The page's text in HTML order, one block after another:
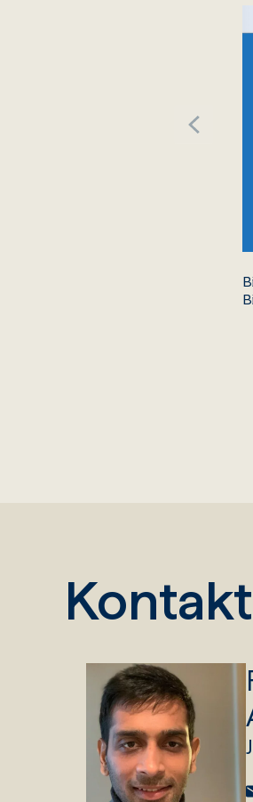
Kontakt